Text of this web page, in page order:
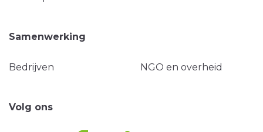
Samenwerking
Bedrijven NGO en overheid
Volg ons